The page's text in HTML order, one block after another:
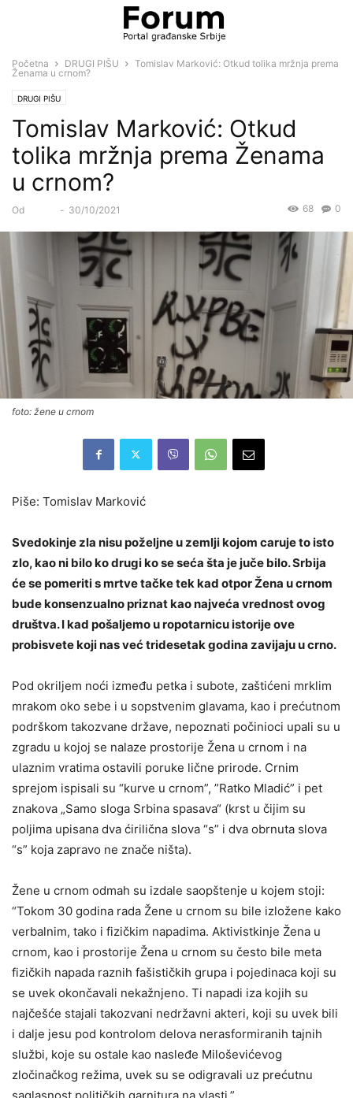
Početna DRUGI PIŠU
Tomislav Marković: Otkud tolika mržnja prema
Ženama u crnom?
DRUGI PIŠU
Tomislav Marković: Otkud
tolika mržnja prema Ženama
u crnom?
Od - 30/10/2021 0
68
foto: žene u crnom
Piše: Tomislav Marković
Svedokinje zla nisu poželjne u zemlji kojom caruje to isto
zlo, kao ni bilo ko drugi ko se seća šta je juče bilo. Srbija
će se pomeriti s mrtve tačke tek kad otpor Žena u crnom
bude konsenzualno priznat kao najveća vrednost ovog
društva. I kad pošaljemo u ropotarnicu istorije ove
probisvete koji nas već tridesetak godina zavijaju u crno.
Pod okriljem noći između petka i subote, zaštićeni mrklim
mrakom oko sebe i u sopstvenim glavama, kao i prećutnom
podrškom takozvane države, nepoznati počinioci upali su u
zgradu u kojoj se nalaze prostorije Žena u crnom i na
ulaznim vratima ostavili poruke lične prirode. Crnim
sprejom ispisali su “kurve u crnom”, ”Ratko Mladić” i pet
znakova „Samo sloga Srbina spasava“ (krst u čijim su
poljima upisana dva ćirilična slova “s” i dva obrnuta slova
“s” koja zapravo ne znače ništa).
Žene u crnom odmah su izdale saopštenje u kojem stoji:
“Tokom 30 godina rada Žene u crnom su bile izložene kako
verbalnim, tako i fizičkim napadima. Aktivistkinje Žena u
crnom, kao i prostorije Žena u crnom su često bile meta
fizičkih napada raznih fašističkih grupa i pojedinaca koji su
se uvek okončavali nekažnjeno. Ti napadi iza kojih su
najčešće stajali takozvani nedržavni akteri, koji su uvek bili
i dalje jesu pod kontrolom delova nerasformiranih tajnih
službi, koje su ostale kao nasleđe Miloševićevog
zločinačkog režima, uvek su se odigravali uz prećutnu